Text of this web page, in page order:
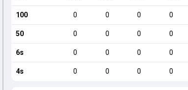
100 0 0 0 0
50 0 0 0 0
6s 0 0 0 0
4s 0 0 0 0